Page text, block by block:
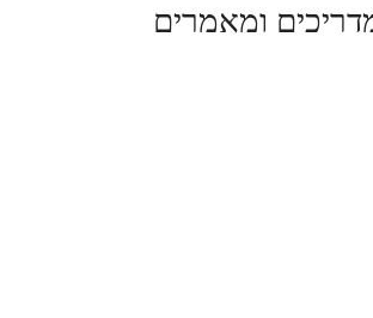
ומאמרים